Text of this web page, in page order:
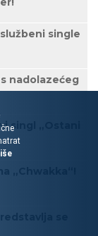
single
nadolazećeg
singl „Ostani
„Chwakka“!
se